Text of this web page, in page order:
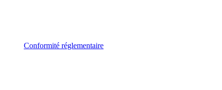
Conformité réglementaire